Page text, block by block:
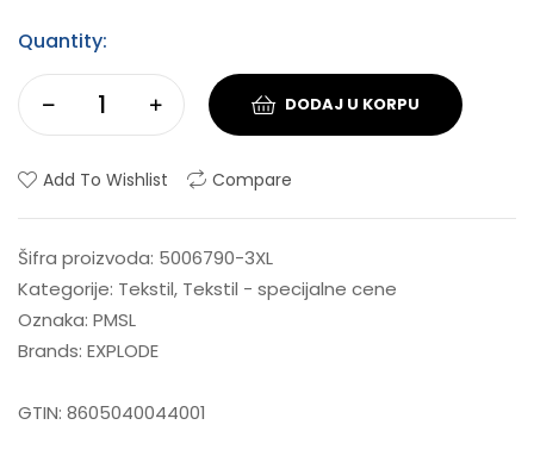
Quantity:
DODAJ U KORPU
Add To Wishlist Compare
Šifra proizvoda: 5006790-3XL
Kategorije: Tekstil, Tekstil - specijalne cene
Oznaka: PMSL
Brands: EXPLODE
GTIN: 8605040044001